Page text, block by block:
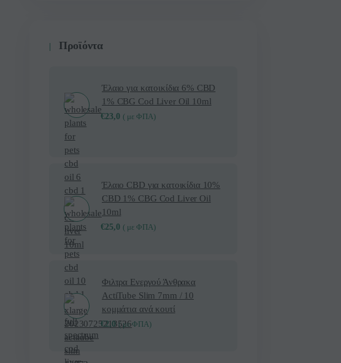
Προϊόντα
Έλαιο για κατοικίδια 6% CBD
1% CBG Cod Liver Oil 10ml
€23,0 ( με ΦΠΑ)
Έλαιο CBD για κατοικίδια 10%
CBD 1% CBG Cod Liver Oil
10ml
€25,0 ( με ΦΠΑ)
Φιλτρα Ενεργού Άνθρακα
ActiTube Slim 7mm / 10
κομμάτια ανά κουτί
€2,0 ( με ΦΠΑ)